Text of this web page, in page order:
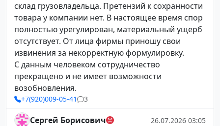
склад грузовладельца. Претензий к сохранности
товара у компании нет. В настоящее время спор
полностью урегулирован, материальный ущерб
отсутствует. От лица фирмы приношу свои
извинения за некорректную формулировку.
С данным человеком сотрудничество
прекращено и не имеет возможности
возобновления.
+7(920)009-05-41 3
Сергей Борисович 26.07.2026 03:05